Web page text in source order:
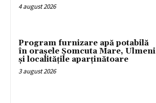
4 august 2026
Program furnizare apă potabilă
în orașele Șomcuta Mare, Ulmeni
și localitățile aparținătoare
3 august 2026